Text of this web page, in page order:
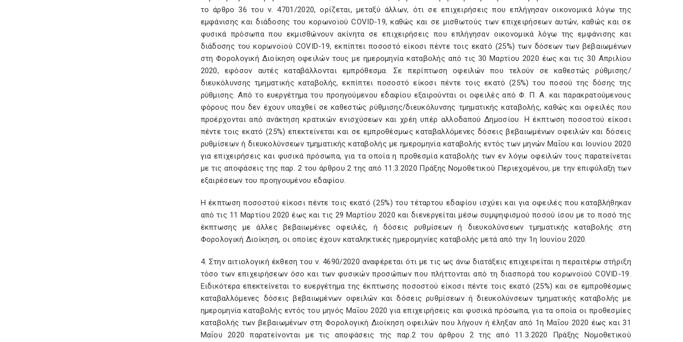
το άρθρο 36 του ν. 4701/2020, ορίζεται, μεταξύ άλλων, ότι σε επιχειρήσεις που επλήγησαν οικονομικά λόγω της
εμφάνισης και διάδοσης του κορωνοϊού COVID-19, καθώς και σε μισθωτούς των επιχειρήσεων αυτών, καθώς και σε
φυσικά πρόσωπα που εκμισθώνουν ακίνητα σε επιχειρήσεις που επλήγησαν οικονομικά λόγω της εμφάνισης και
διάδοσης του κορωνοϊού COVID-19, εκπίπτει ποσοστό είκοσι πέντε τοις εκατό (25%) των δόσεων των βεβαιωμένων
στη Φορολογική Διοίκηση οφειλών τους με ημερομηνία καταβολής από τις 30 Μαρτίου 2020 έως και τις 30 Απριλίου
2020, εφόσον αυτές καταβάλλονται εμπρόθεσμα. Σε περίπτωση οφειλών που τελούν σε καθεστώς ρύθμισης/
διευκόλυνσης τμηματικής καταβολής, εκπίπτει ποσοστό είκοσι πέντε τοις εκατό (25%) του ποσού της δόσης της
ρύθμισης. Από το ευεργέτημα του προηγούμενου εδαφίου εξαιρούνται οι οφειλές από Φ. Π. Α. και παρακρατούμενους
φόρους που δεν έχουν υπαχθεί σε καθεστώς ρύθμισης/διευκόλυνσης τμηματικής καταβολής, καθώς και οφειλές που
προέρχονται από ανάκτηση κρατικών ενισχύσεων και χρέη υπέρ αλλοδαπού Δημοσίου. Η έκπτωση ποσοστού είκοσι
πέντε τοις εκατό (25%) επεκτείνεται και σε εμπροθέσμως καταβαλλόμενες δόσεις βεβαιωμένων οφειλών και δόσεις
ρυθμίσεων ή διευκολύνσεων τμηματικής καταβολής με ημερομηνία καταβολής εντός των μηνών Μαΐου και Ιουνίου 2020
για επιχειρήσεις και φυσικά πρόσωπα, για τα οποία η προθεσμία καταβολής των εν λόγω οφειλών τους παρατείνεται
με τις αποφάσεις της παρ. 2 του άρθρου 2 της από 11.3.2020 Πράξης Νομοθετικού Περιεχομένου, με την επιφύλαξη των
εξαιρέσεων του προηγουμένου εδαφίου.
Η έκπτωση ποσοστού είκοσι πέντε τοις εκατό (25%) του τέταρτου εδαφίου ισχύει και για οφειλές που καταβλήθηκαν
από τις 11 Μαρτίου 2020 έως και τις 29 Μαρτίου 2020 και διενεργείται μέσω συμψηφισμού ποσού ίσου με το ποσό της
έκπτωσης με άλλες βεβαιωμένες οφειλές, ή δόσεις ρυθμίσεων ή διευκολύνσεων τμηματικής καταβολής στη
Φορολογική Διοίκηση, οι οποίες έχουν καταληκτικές ημερομηνίες καταβολής μετά από την 1η Ιουνίου 2020.
4. Στην αιτιολογική έκθεση του ν. 4690/2020 αναφέρεται ότι με τις ως άνω διατάξεις επιχειρείται η περαιτέρω στήριξη
τόσο των επιχειρήσεων όσο και των φυσικών προσώπων που πλήττονται από τη διασπορά του κορωνοϊού COVID-19.
Ειδικότερα επεκτείνεται το ευεργέτημα της έκπτωσης ποσοστού είκοσι πέντε τοις εκατό (25%) και σε εμπροθέσμως
καταβαλλόμενες δόσεις βεβαιωμένων οφειλών και δόσεις ρυθμίσεων ή διευκολύνσεων τμηματικής καταβολής με
ημερομηνία καταβολής εντός του μηνός Μαΐου 2020 για επιχειρήσεις και φυσικά πρόσωπα, για τα οποία οι προθεσμίες
καταβολής των βεβαιωμένων στη Φορολογική Διοίκηση οφειλών που λήγουν ή έληξαν από 1η Μαΐου 2020 έως και 31
Μαΐου 2020 παρατείνονται με τις αποφάσεις της παρ.2 του άρθρου 2 της από 11.3.2020 Πράξης Νομοθετικού